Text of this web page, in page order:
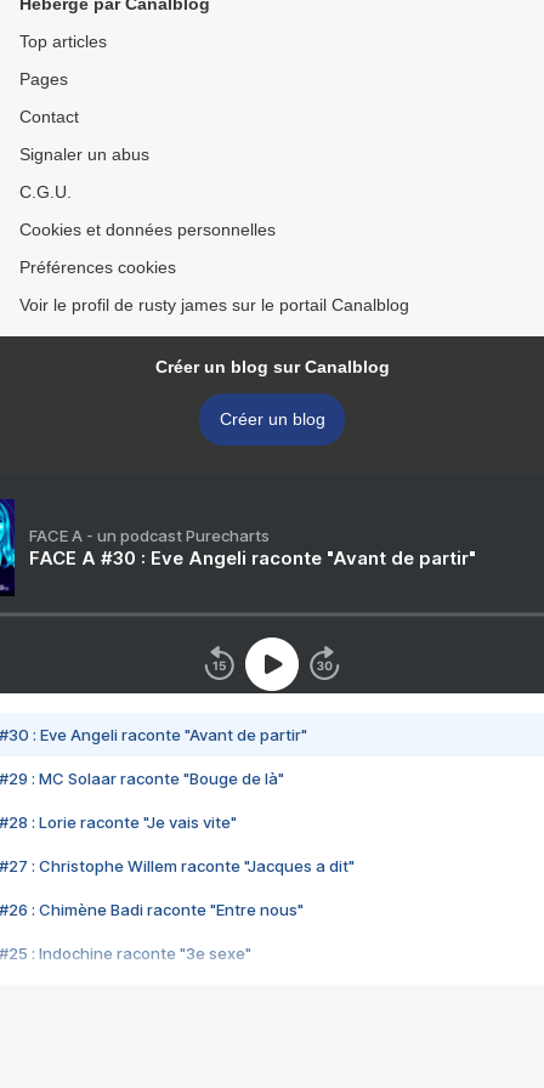
Top articles
Pages
Contact
Signaler un abus
C.G.U.
Cookies et données personnelles
Préférences cookies
Voir le profil de rusty james sur le portail Canalblog
Créer un blog sur Canalblog
Créer un blog
FACE A - un podcast Purecharts
FACE A #30 : Eve Angeli raconte "Avant de partir"
#30 : Eve Angeli raconte "Avant de partir"
#29 : MC Solaar raconte "Bouge de là"
#28 : Lorie raconte "Je vais vite"
#27 : Christophe Willem raconte "Jacques a dit"
#26 : Chimène Badi raconte "Entre nous"
#25 : Indochine raconte "3e sexe"